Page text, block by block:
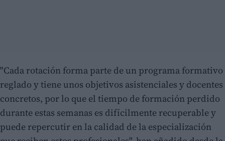
"Cada rotación forma parte de un programa formativo
reglado y tiene unos objetivos asistenciales y docentes
concretos, por lo que el tiempo de formación perdido
durante estas semanas es difícilmente recuperable y
puede repercutir en la calidad de la especialización